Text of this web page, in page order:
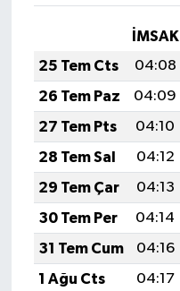
İMSAK
25 Tem Cts
04:08
26 Tem Paz
04:09
27 Tem Pts
04:10
28 Tem Sal
04:12
29 Tem Çar
04:13
30 Tem Per
04:14
31 Tem Cum
04:16
1 Ağu Cts
04:17